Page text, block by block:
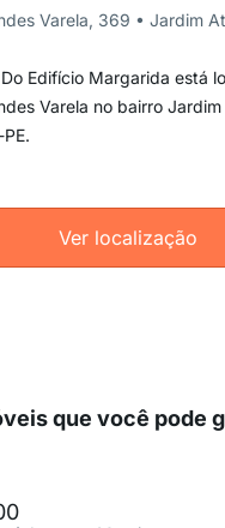
Varela, 369 • Jardim
Edifício Margarida está
Varela no bairro
Ver localização
que você pode